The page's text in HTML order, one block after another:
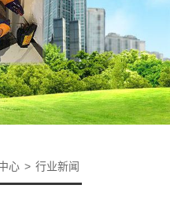
心 > 行业新闻